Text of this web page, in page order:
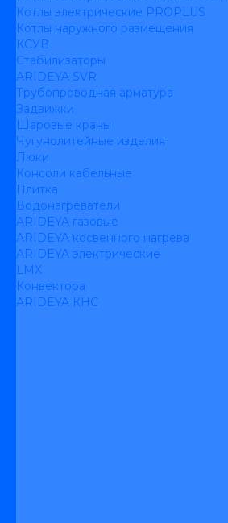
Котлы электрические PROPLUS
Котлы наружного размещения
КСУВ
Стабилизаторы
ARIDEYA SVR
Трубопроводная арматура
Задвижки
Шаровые краны
Чугунолитейные изделия
Люки
Консоли кабельные
Плитка
Водонагреватели
ARIDEYA газовые
ARIDEYA косвенного нагрева
ARIDEYA электрические
LMX
Конвектора
ARIDEYA КНС